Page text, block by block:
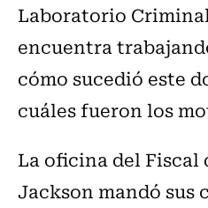
Laboratorio
encuentra
cómo sucedió este
cuáles fueron los
La oficina del Fiscal
Jackson mandó sus